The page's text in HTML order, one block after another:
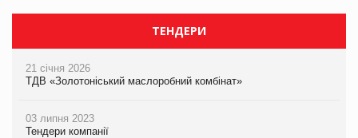
ТЕНДЕРИ
21 січня 2026
ТДВ «Золотоніський маслоробний комбінат»
03 липня 2023
Тендери компанії